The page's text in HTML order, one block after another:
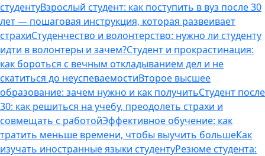
студентуВзрослый студент: как поступить в вуз после 30
лет — пошаговая инструкция, которая развеивает
страхиСтуденчество и волонтерство: нужно ли cтуденту
идти в волонтеры и зачем?Студент и прокрастинация:
как бороться с вечным откладыванием дел и не
скатиться до неуспеваемостиВторое высшее
образование: зачем нужно и как получитьСтудент после
30: как решиться на учебу, преодолеть страхи и
совмещать с работойЭффективное обучение: как
тратить меньше времени, чтобы выучить большеКак
изучать иностранные языки студентуРезюме студента: